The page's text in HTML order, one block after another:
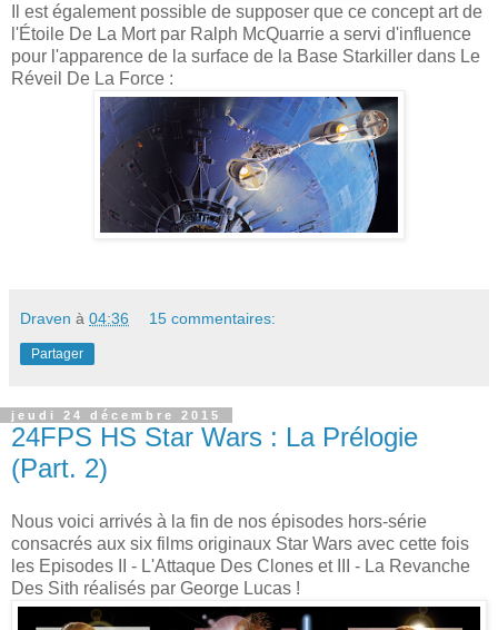
Il est également possible de supposer que ce concept art de
l'Étoile De La Mort par Ralph McQuarrie a servi d'influence
pour l'apparence de la surface de la Base Starkiller dans Le
Réveil De La Force :
Draven à 04:36 15 commentaires:
Partager
jeudi 24 décembre 2015
24FPS HS Star Wars : La Prélogie
(Part. 2)
Nous voici arrivés à la fin de nos épisodes hors-série
consacrés aux six films originaux Star Wars avec cette fois
les Episodes II - L'Attaque Des Clones et III - La Revanche
Des Sith réalisés par George Lucas !